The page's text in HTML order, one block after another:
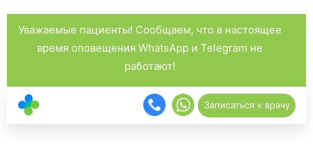
Уважаемые пациенты! Сообщаем, что в настоящее
время оповещения WhatsApp и Telegram не
работают!
Записаться к врачу